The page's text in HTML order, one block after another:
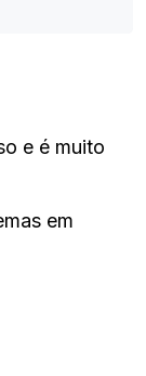
e é muito
em